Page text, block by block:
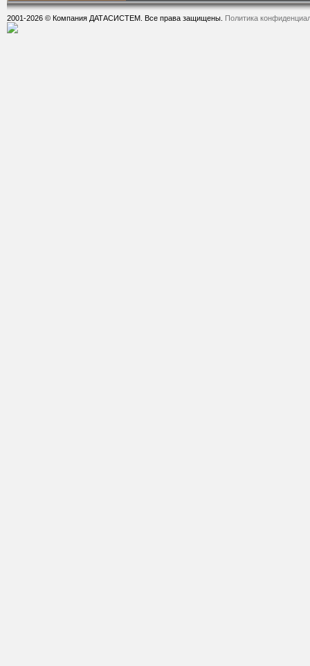
2001-2026 © Компания ДАТАСИСТЕМ. Все права защищены. Политика